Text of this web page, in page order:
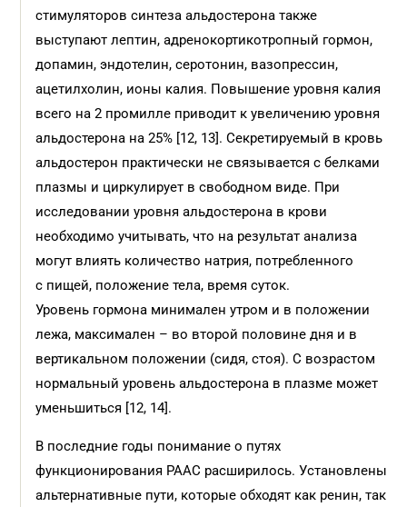
стимуляторов синтеза альдостерона также
выступают лептин, адренокортикотропный гормон,
допамин, эндотелин, серотонин, вазопрессин,
ацетилхолин, ионы калия. Повышение уровня калия
всего на 2 промилле приводит к увеличению уровня
альдостерона на 25% [12, 13]. Секретируемый в кровь
альдостерон практически не связывается с белками
плазмы и циркулирует в свободном виде. При
исследовании уровня альдостерона в крови
необходимо учитывать, что на результат анализа
могут влиять количество натрия, потребленного
с пищей, положение тела, время суток.
Уровень гормона минимален утром и в положении
лежа, максимален – во второй половине дня и в
вертикальном положении (сидя, стоя). С возрастом
нормальный уровень альдостерона в плазме может
уменьшиться [12, 14].
В последние годы понимание о путях
функционирования РААС расширилось. Установлены
альтернативные пути, которые обходят как ренин, так